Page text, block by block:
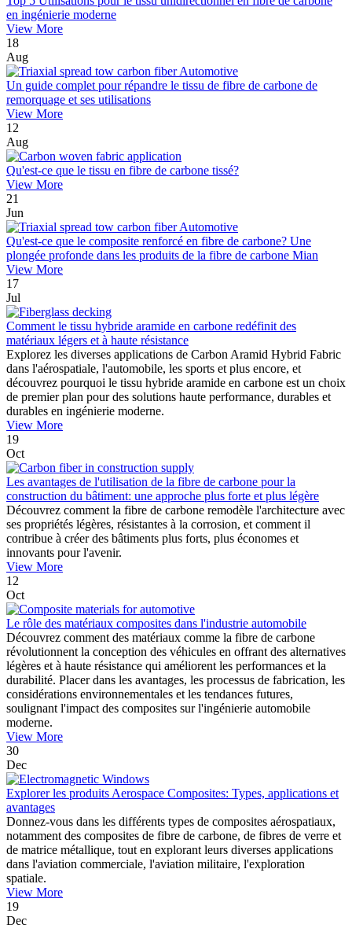
en ingénierie moderne
View More
18
Aug
Un guide complet pour répandre le tissu de fibre de carbone de
remorquage et ses utilisations
View More
12
Aug
Qu'est-ce que le tissu en fibre de carbone tissé?
View More
21
Jun
Qu'est-ce que le composite renforcé en fibre de carbone? Une
plongée profonde dans les produits de la fibre de carbone Mian
View More
17
Jul
Comment le tissu hybride aramide en carbone redéfinit des
matériaux légers et à haute résistance
Explorez les diverses applications de Carbon Aramid Hybrid Fabric
dans l'aérospatiale, l'automobile, les sports et plus encore, et
découvrez pourquoi le tissu hybride aramide en carbone est un choix
de premier plan pour des solutions haute performance, durables et
durables en ingénierie moderne.
View More
19
Oct
Les avantages de l'utilisation de la fibre de carbone pour la
construction du bâtiment: une approche plus forte et plus légère
Découvrez comment la fibre de carbone remodèle l'architecture avec
ses propriétés légères, résistantes à la corrosion, et comment il
contribue à créer des bâtiments plus forts, plus économes et
innovants pour l'avenir.
View More
12
Oct
Le rôle des matériaux composites dans l'industrie automobile
Découvrez comment des matériaux comme la fibre de carbone
révolutionnent la conception des véhicules en offrant des alternatives
légères et à haute résistance qui améliorent les performances et la
durabilité. Placer dans les avantages, les processus de fabrication, les
considérations environnementales et les tendances futures,
soulignant l'impact des composites sur l'ingénierie automobile
moderne.
View More
30
Dec
Explorer les produits Aerospace Composites: Types, applications et
avantages
Donnez-vous dans les différents types de composites aérospatiaux,
notamment des composites de fibre de carbone, de fibres de verre et
de matrice métallique, tout en explorant leurs diverses applications
dans l'aviation commerciale, l'aviation militaire, l'exploration
spatiale.
View More
19
Dec